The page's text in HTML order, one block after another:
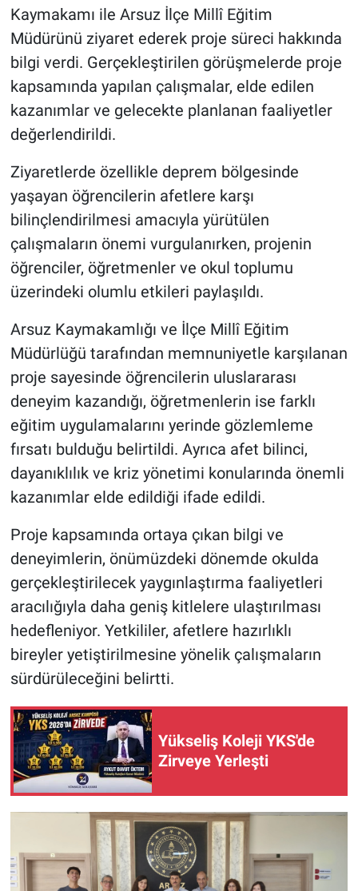
Kaymakamı ile Arsuz İlçe Millî Eğitim
Müdürünü ziyaret ederek proje süreci hakkında
bilgi verdi. Gerçekleştirilen görüşmelerde proje
kapsamında yapılan çalışmalar, elde edilen
kazanımlar ve gelecekte planlanan faaliyetler
değerlendirildi.
Ziyaretlerde özellikle deprem bölgesinde
yaşayan öğrencilerin afetlere karşı
bilinçlendirilmesi amacıyla yürütülen
çalışmaların önemi vurgulanırken, projenin
öğrenciler, öğretmenler ve okul toplumu
üzerindeki olumlu etkileri paylaşıldı.
Arsuz Kaymakamlığı ve İlçe Millî Eğitim
Müdürlüğü tarafından memnuniyetle karşılanan
proje sayesinde öğrencilerin uluslararası
deneyim kazandığı, öğretmenlerin ise farklı
eğitim uygulamalarını yerinde gözlemleme
fırsatı bulduğu belirtildi. Ayrıca afet bilinci,
dayanıklılık ve kriz yönetimi konularında önemli
kazanımlar elde edildiği ifade edildi.
Proje kapsamında ortaya çıkan bilgi ve
deneyimlerin, önümüzdeki dönemde okulda
gerçekleştirilecek yaygınlaştırma faaliyetleri
aracılığıyla daha geniş kitlelere ulaştırılması
hedefleniyor. Yetkililer, afetlere hazırlıklı
bireyler yetiştirilmesine yönelik çalışmaların
sürdürüleceğini belirtti.
Yükseliş Koleji YKS'de
Zirveye Yerleşti